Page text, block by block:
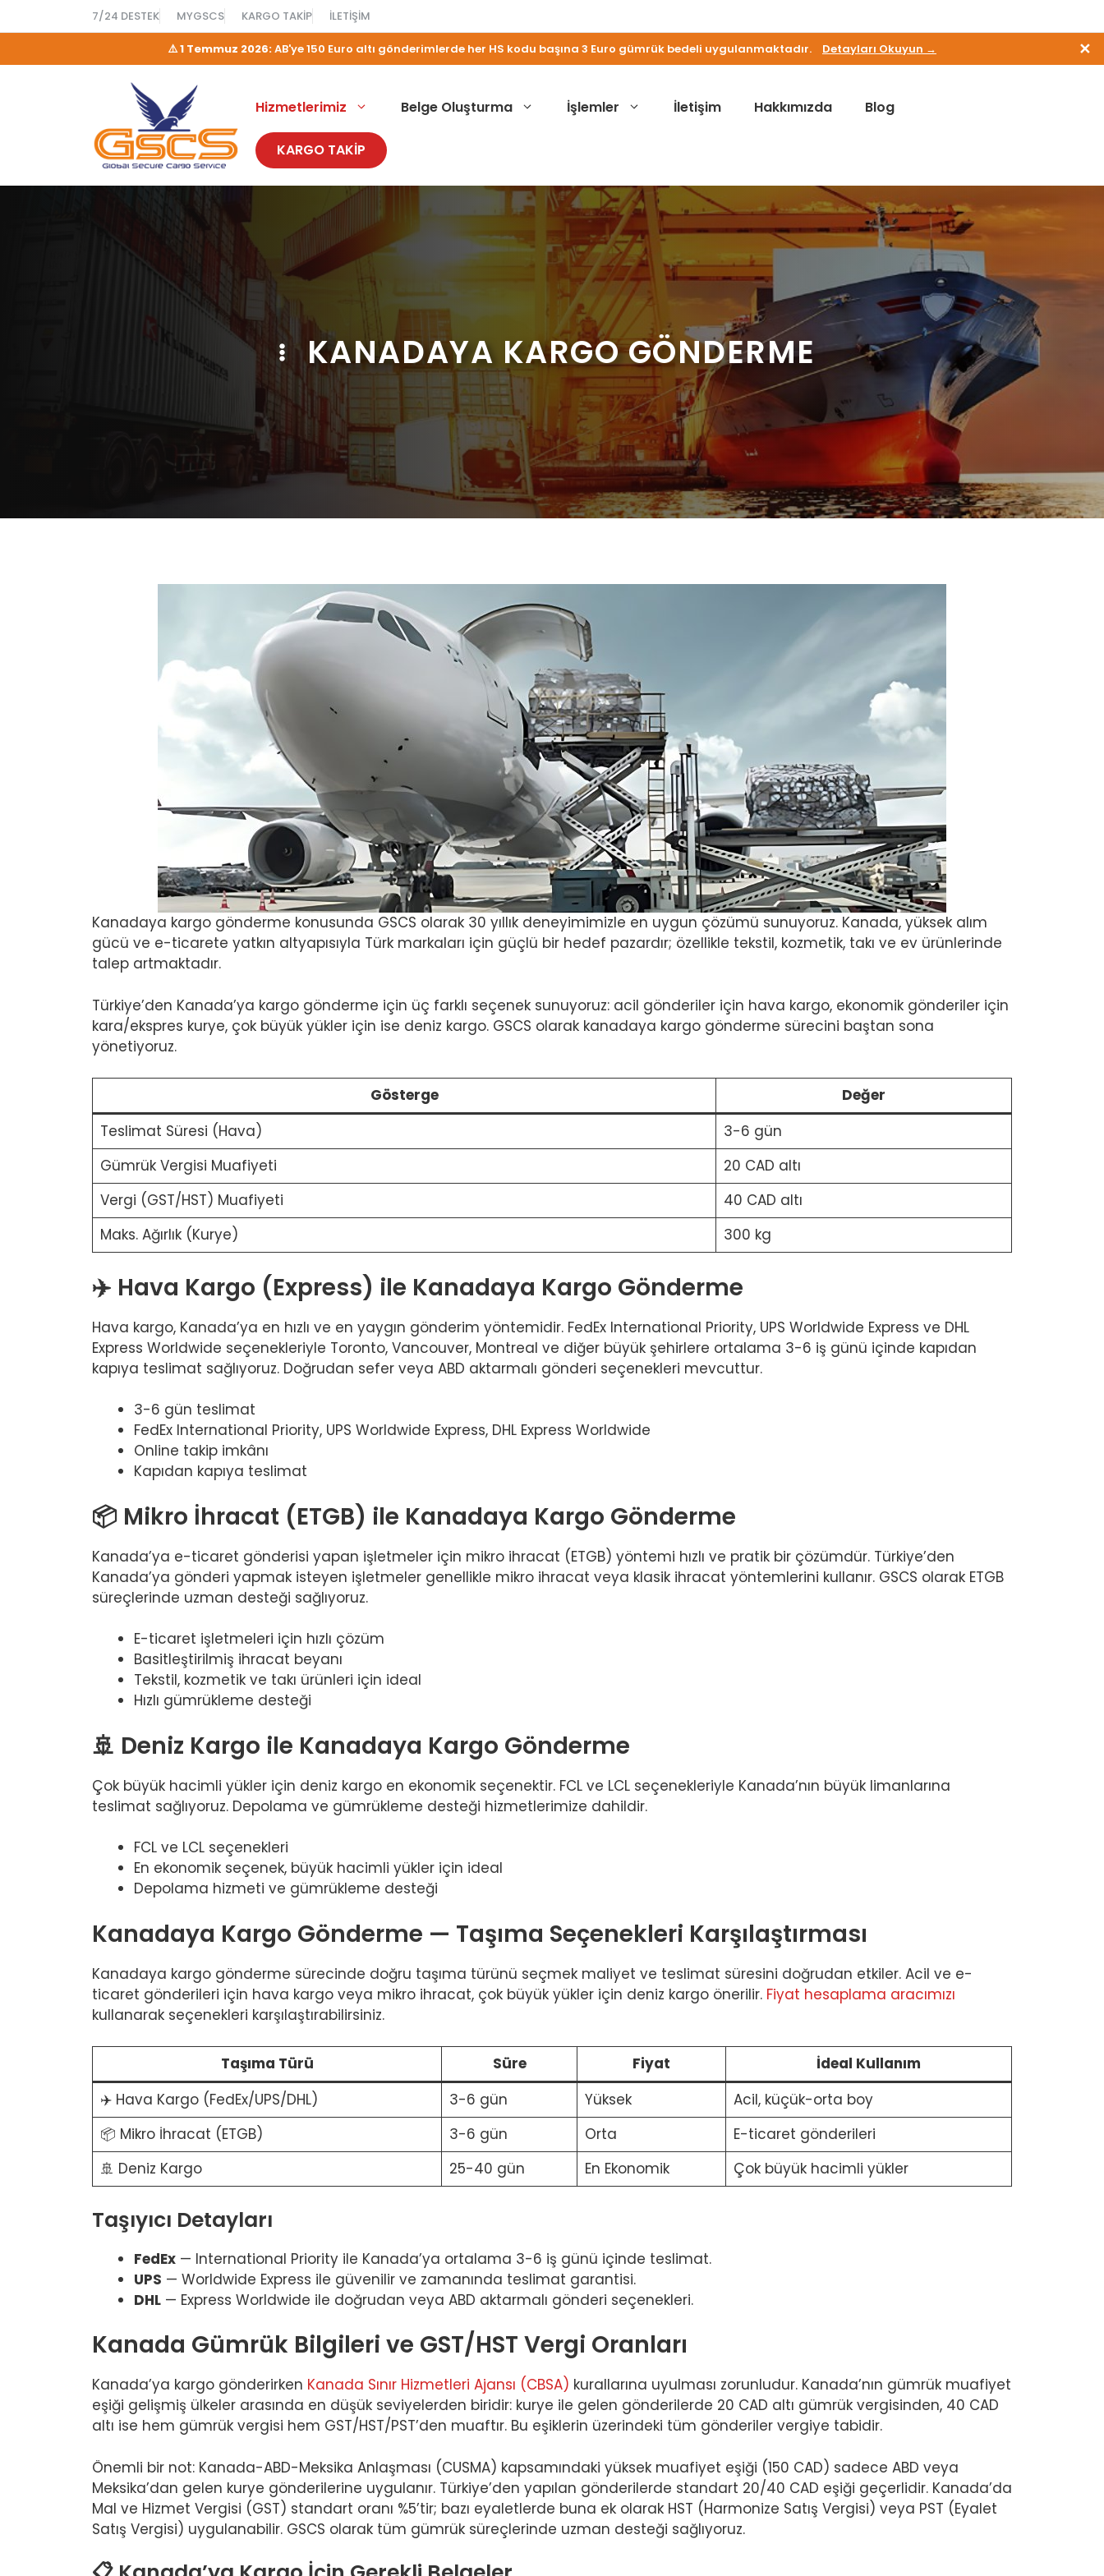
atla
7/24 DESTEK MYGSCS KARGO TAKIP İLETIŞIM
⚠️1 Temmuz 2026:AB'ye 150 Euro altı gönderimlerde her HS kodu başına 3 Euro gümrük bedeli uygulanmaktadır. Detayları Okuyun → ✕
Hizmetlerimiz Belge Oluşturma İşlemler İletişim Hakkımızda Blog
KARGO TAKİP
KANADAYA KARGO GÖNDERME
Kanadaya kargo gönderme konusunda GSCS olarak 30 yıllık deneyimimizle en uygun çözümü sunuyoruz. Kanada, yüksek alım
gücü ve e-ticarete yatkın altyapısıyla Türk markaları için güçlü bir hedef pazardır; özellikle tekstil, kozmetik, takı ve ev ürünlerinde
talep artmaktadır.
Türkiye’den Kanada’ya kargo gönderme için üç farklı seçenek sunuyoruz: acil gönderiler için hava kargo, ekonomik gönderiler için
kara/ekspres kurye, çok büyük yükler için ise deniz kargo. GSCS olarak kanadaya kargo gönderme sürecini baştan sona
yönetiyoruz.
Gösterge
Değer
Teslimat Süresi (Hava)
3-6 gün
Gümrük Vergisi Muafiyeti
20 CAD altı
Vergi (GST/HST) Muafiyeti
40 CAD altı
Maks. Ağırlık (Kurye)
300 kg
✈️ Hava Kargo (Express) ile Kanadaya Kargo Gönderme
Hava kargo, Kanada’ya en hızlı ve en yaygın gönderim yöntemidir. FedEx International Priority, UPS Worldwide Express ve DHL
Express Worldwide seçenekleriyle Toronto, Vancouver, Montreal ve diğer büyük şehirlere ortalama 3-6 iş günü içinde kapıdan
kapıya teslimat sağlıyoruz. Doğrudan sefer veya ABD aktarmalı gönderi seçenekleri mevcuttur.
3-6 gün teslimat
FedEx International Priority, UPS Worldwide Express, DHL Express Worldwide
Online takip imkânı
Kapıdan kapıya teslimat
📦 Mikro İhracat (ETGB) ile Kanadaya Kargo Gönderme
Kanada’ya e-ticaret gönderisi yapan işletmeler için mikro ihracat (ETGB) yöntemi hızlı ve pratik bir çözümdür. Türkiye’den
Kanada’ya gönderi yapmak isteyen işletmeler genellikle mikro ihracat veya klasik ihracat yöntemlerini kullanır. GSCS olarak ETGB
süreçlerinde uzman desteği sağlıyoruz.
E-ticaret işletmeleri için hızlı çözüm
Basitleştirilmiş ihracat beyanı
Tekstil, kozmetik ve takı ürünleri için ideal
Hızlı gümrükleme desteği
🚢 Deniz Kargo ile Kanadaya Kargo Gönderme
Çok büyük hacimli yükler için deniz kargo en ekonomik seçenektir. FCL ve LCL seçenekleriyle Kanada’nın büyük limanlarına
teslimat sağlıyoruz. Depolama ve gümrükleme desteği hizmetlerimize dahildir.
FCL ve LCL seçenekleri
En ekonomik seçenek, büyük hacimli yükler için ideal
Depolama hizmeti ve gümrükleme desteği
Kanadaya Kargo Gönderme — Taşıma Seçenekleri Karşılaştırması
Kanadaya kargo gönderme sürecinde doğru taşıma türünü seçmek maliyet ve teslimat süresini doğrudan etkiler. Acil ve e-
ticaret gönderileri için hava kargo veya mikro ihracat, çok büyük yükler için deniz kargo önerilir. Fiyat hesaplama aracımızı
kullanarak seçenekleri karşılaştırabilirsiniz.
Taşıma Türü Süre Fiyat
İdeal Kullanım
✈️ Hava Kargo (FedEx/UPS/DHL)
3-6 gün Yüksek
Acil, küçük-orta boy
📦 Mikro İhracat (ETGB)
3-6 gün Orta
E-ticaret gönderileri
🚢 Deniz Kargo
25-40 gün En Ekonomik Çok büyük hacimli yükler
Taşıyıcı Detayları
FedEx — International Priority ile Kanada’ya ortalama 3-6 iş günü içinde teslimat.
UPS — Worldwide Express ile güvenilir ve zamanında teslimat garantisi.
DHL — Express Worldwide ile doğrudan veya ABD aktarmalı gönderi seçenekleri.
Kanada Gümrük Bilgileri ve GST/HST Vergi Oranları
Kanada’ya kargo gönderirken Kanada Sınır Hizmetleri Ajansı (CBSA) kurallarına uyulması zorunludur. Kanada’nın gümrük muafiyet
eşiği gelişmiş ülkeler arasında en düşük seviyelerden biridir: kurye ile gelen gönderilerde 20 CAD altı gümrük vergisinden, 40 CAD
altı ise hem gümrük vergisi hem GST/HST/PST’den muaftır. Bu eşiklerin üzerindeki tüm gönderiler vergiye tabidir.
Önemli bir not: Kanada-ABD-Meksika Anlaşması (CUSMA) kapsamındaki yüksek muafiyet eşiği (150 CAD) sadece ABD veya
Meksika’dan gelen kurye gönderilerine uygulanır. Türkiye’den yapılan gönderilerde standart 20/40 CAD eşiği geçerlidir. Kanada’da
Mal ve Hizmet Vergisi (GST) standart oranı %5’tir; bazı eyaletlerde buna ek olarak HST (Harmonize Satış Vergisi) veya PST (Eyalet
Satış Vergisi) uygulanabilir. GSCS olarak tüm gümrük süreçlerinde uzman desteği sağlıyoruz.